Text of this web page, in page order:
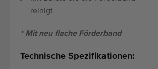
reinigt
* Mit neu flache Förderband
Technische Spezifikationen: